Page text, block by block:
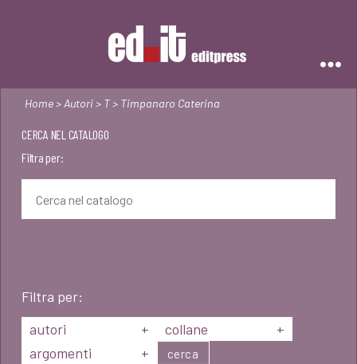
Home> Autori> T> Timpanaro Caterina
CERCA NEL CATALOGO
Filtra per:
Filtra per:
autori
+ collane
+
argomenti
+ cerca